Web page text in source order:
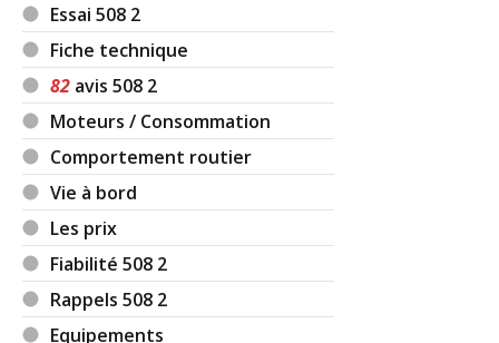
Essai 508 2
Fiche technique
82 avis 508 2
Moteurs / Consommation
Comportement routier
Vie à bord
Les prix
Fiabilité 508 2
Rappels 508 2
Equipements